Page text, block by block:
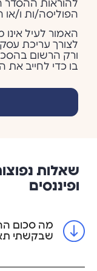
להוראות ההסדר
הפוליסה/ות ו/או
האמור לעיל
לצורך עריכת
ורק הרשום
בו כדי לחייב את
שאלות
ופיננסים
מה סכום
שבקשתי